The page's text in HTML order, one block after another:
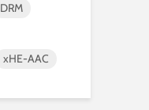
DRM
xHE-AAC